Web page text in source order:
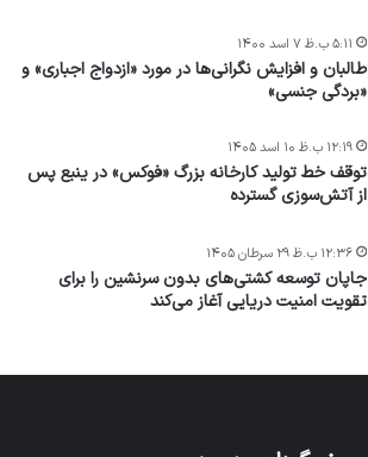
طالبان و افزایش نگرانی‌ها در مورد «ازدواج اجباری» و
«بردگی جنسی»
۵:۱۱ ب.ظ ۷ اسد ۱۴۰۰
توقف خط تولید کارخانه بزرگ «فوکس» در ینبع پس
از آتش‌سوزی گسترده
۱۲:۱۹ ب.ظ ۱۰ اسد ۱۴۰۵
جاپان توسعه کشتی‌های بدون سرنشین را برای
تقویت امنیت دریایی آغاز می‌کند
۱۲:۳۶ ب.ظ ۲۹ سرطان ۱۴۰۵